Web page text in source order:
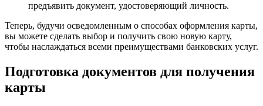
предъявить документ, удостоверяющий личность.
Теперь, будучи осведомленным о способах оформления карты,
вы можете сделать выбор и получить свою новую карту,
чтобы наслаждаться всеми преимуществами банковских услуг.
Подготовка документов для получения
карты